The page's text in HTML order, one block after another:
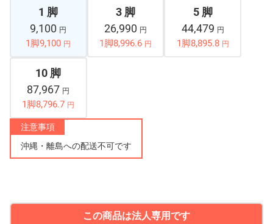
1 脚
9,100 円
1脚9,100 円
3 脚
26,990 円
1脚8,996.6 円
5 脚
44,479 円
1脚8,895.8 円
10 脚
87,967 円
1脚8,796.7 円
注意事項
沖縄・離島への配送不可です
この商品は法人専用です